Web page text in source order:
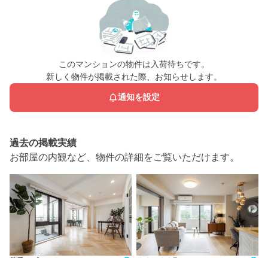
このマンションの物件は入荷待ちです。
新しく物件が掲載された際、お知らせします。
通知を設定
過去の掲載実績
お部屋の内観など、物件の詳細をご覧いただけます。